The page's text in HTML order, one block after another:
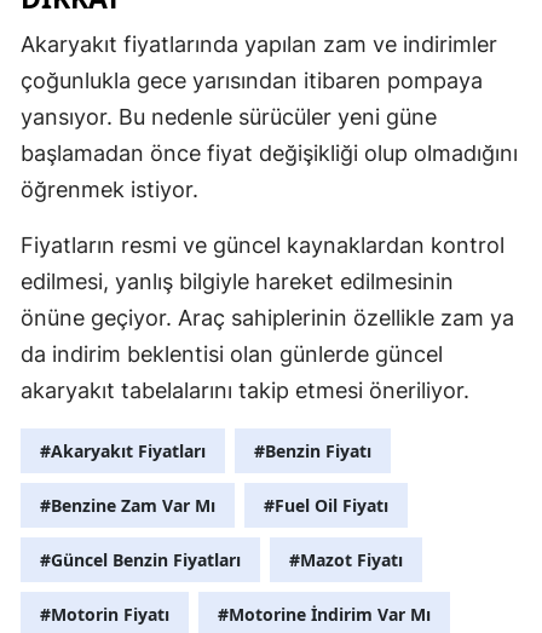
Akaryakıt fiyatlarında yapılan zam ve indirimler
çoğunlukla gece yarısından itibaren pompaya
yansıyor. Bu nedenle sürücüler yeni güne
başlamadan önce fiyat değişikliği olup olmadığını
öğrenmek istiyor.
Fiyatların resmi ve güncel kaynaklardan kontrol
edilmesi, yanlış bilgiyle hareket edilmesinin
önüne geçiyor. Araç sahiplerinin özellikle zam ya
da indirim beklentisi olan günlerde güncel
akaryakıt tabelalarını takip etmesi öneriliyor.
#Akaryakıt Fiyatları #Benzin Fiyatı
#Benzine Zam Var Mı #Fuel Oil Fiyatı
#Güncel Benzin Fiyatları #Mazot Fiyatı
#Motorin Fiyatı #Motorine İndirim Var Mı